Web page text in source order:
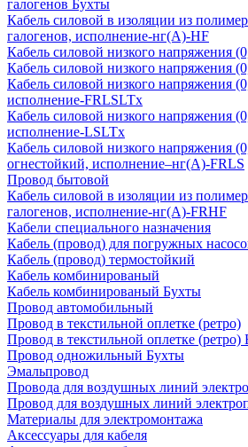
галогенов Бухты
Кабель силовой в изоляции из
галогенов, исполнение-нг(А)-HF
Кабель силовой низкого напряжения
Кабель силовой низкого напряжения
Кабель силовой низкого напряжения
исполнение-FRLSLTx
Кабель силовой низкого напряжения
исполнение-LSLTx
Кабель силовой низкого напряжения
огнестойкий, исполнение–нг(А)-FRLS
Провод бытовой
Кабель силовой в изоляции из
галогенов, исполнение-нг(А)-FRHF
Кабели специального назначения
Кабель (провод) для погружных
Кабель (провод) термостойкий
Кабель комбинированый
Кабель комбинированый Бухты
Провод автомобильный
Провод в текстильной оплетке (ретро)
Провод в текстильной оплетке (ретро)
Провод одножильный Бухты
Эмальпровод
Провода для воздушных линий
Провод для воздушных линий
Материалы для электромонтажа
Аксессуары для кабеля